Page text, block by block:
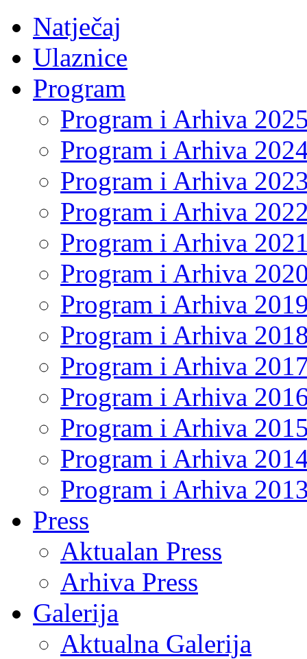
Natječaj
Ulaznice
Program
Program i Arhiva
Program i Arhiva
Program i Arhiva
Program i Arhiva
Program i Arhiva
Program i Arhiva
Program i Arhiva
Program i Arhiva
Program i Arhiva
Program i Arhiva
Program i Arhiva
Program i Arhiva
Program i Arhiva
Press
Aktualan Press
Arhiva Press
Galerija
Aktualna Galerija